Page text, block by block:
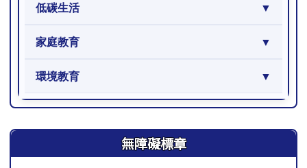
低碳生活
家庭教育
環境教育
右邊區域內容 無障礙標章